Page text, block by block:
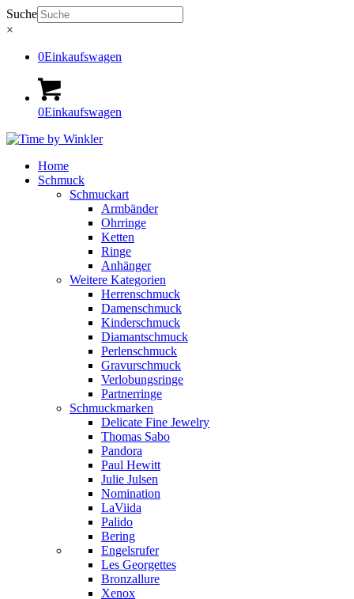
Suche
×
0Einkaufswagen
0Einkaufswagen
Home
Schmuck
Schmuckart
Armbänder
Ohrringe
Ketten
Ringe
Anhänger
Weitere Kategorien
Herrenschmuck
Damenschmuck
Kinderschmuck
Diamantschmuck
Perlenschmuck
Gravurschmuck
Verlobungsringe
Partnerringe
Schmuckmarken
Delicate Fine Jewelry
Thomas Sabo
Pandora
Paul Hewitt
Julie Julsen
Nomination
LaViida
Palido
Bering
Engelsrufer
Les Georgettes
Bronzallure
Xenox